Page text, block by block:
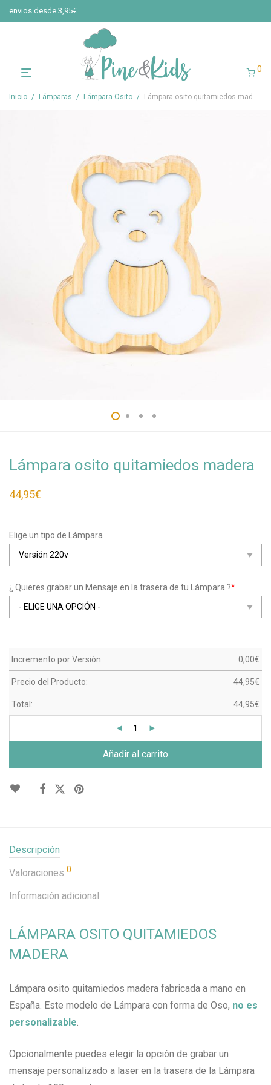
envios desde 3,95€
0
Inicio / Lámparas / Lámpara Osito / Lámpara osito quitamiedos madera
Lámpara osito quitamiedos madera
44,95€
Elige un tipo de Lámpara
¿ Quieres grabar un Mensaje en la trasera de tu Lámpara ?*
Incremento por Versión: 0,00€
Precio del Producto: 44,95€
Total: 44,95€
Añadir al carrito
Descripción
Valoraciones 0
Información adicional
LÁMPARA OSITO QUITAMIEDOS
MADERA
Lámpara osito quitamiedos madera fabricada a mano en
España. Este modelo de Lámpara con forma de Oso, no es
personalizable.
Opcionalmente puedes elegir la opción de grabar un
mensaje personalizado a laser en la trasera de la Lámpara